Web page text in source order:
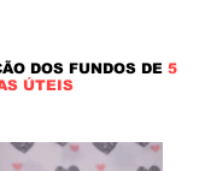
DOS FUNDOS DE 5
ÚTEIS